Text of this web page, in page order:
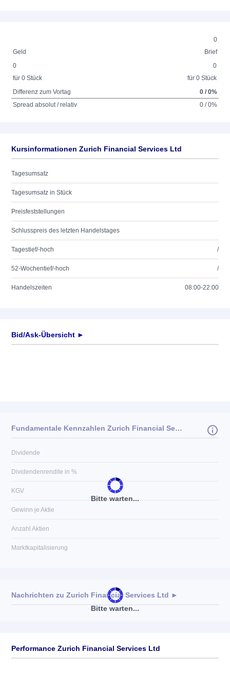
0
Geld
Brief
0
für 0 Stück
0
für 0 Stück
Differenz zum Vortag
0 / 0%
Spread absolut / relativ
0 / 0%
Kursinformationen Zurich Financial Services Ltd
Tagesumsatz
Tagesumsatz in Stück
Preisfeststellungen
Schlusspreis des letzten Handelstages
Tagestief/-hoch /
52-Wochentief/-hoch /
Handelszeiten 08:00-22:00
Bid/Ask-Übersicht ►
Bitte warten...
Fundamentale Kennzahlen Zurich Financial Services Ltd
Dividende
Dividendenrendite in %
KGV
Gewinn je Aktie
Anzahl Aktien
Marktkapitalisierung
Bitte warten...
Nachrichten zu Zurich Financial Services Ltd ►
Performance Zurich Financial Services Ltd